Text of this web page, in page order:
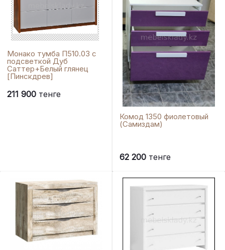
Монако тумба П510.03 с
подсветкой Дуб
Саттер+Белый глянец
[Пинскдрев]
211 900 тенге
Комод 1350 фиолетовый
(Самиздам)
62 200 тенге